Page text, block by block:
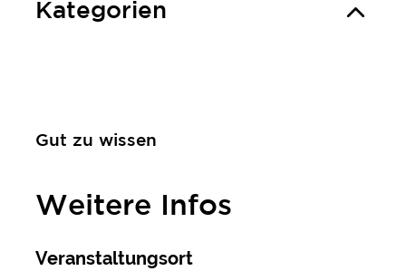
Kategorien
Gut zu wissen
Weitere Infos
Veranstaltungsort